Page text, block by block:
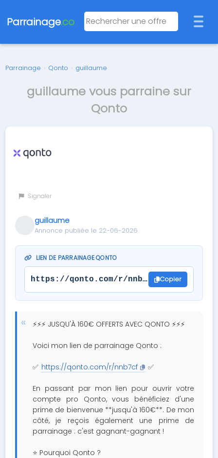
Parrainage.co
Parrainage › Qonto › guillaume
guillaume vous parraine sur
Qonto
Signaler
guillaume
Annonce publiée le 22-06-2026
LIEN DE PARRAINAGE QONTO
https://qonto.com/r/nnb7cf Copier
⚡️⚡️⚡️ JUSQU'À 160€ OFFERTS AVEC QONTO ⚡️⚡️⚡️
Voici mon lien de parrainage Qonto :
✅ https://qonto.com/r/nnb7cf ✅
En passant par mon lien pour ouvrir votre
compte pro Qonto, vous bénéficiez d'une
prime de bienvenue **jusqu'à 160€**. De mon
côté, je reçois également une prime de
parrainage : c'est gagnant-gagnant !
⭐ Pourquoi Qonto ?